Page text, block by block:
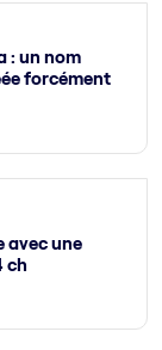
: un nom
forcément
avec une
ch